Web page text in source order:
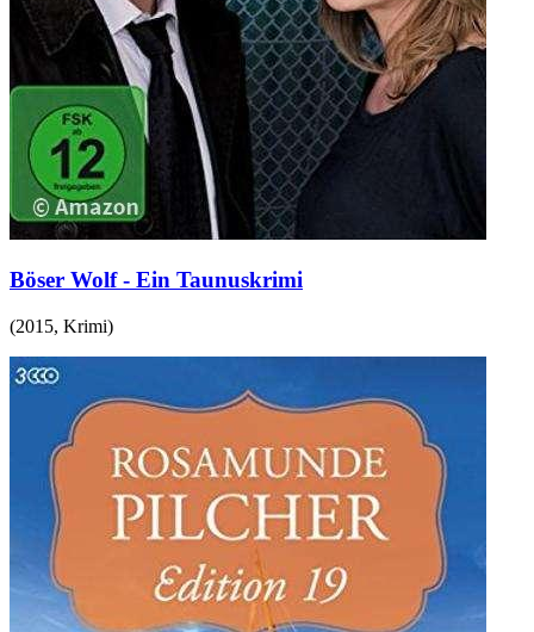
Böser Wolf - Ein Taunuskrimi
(2015, Krimi)